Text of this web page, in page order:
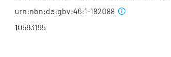
urn:nbn:de:gbv:46:1-182088
10593195